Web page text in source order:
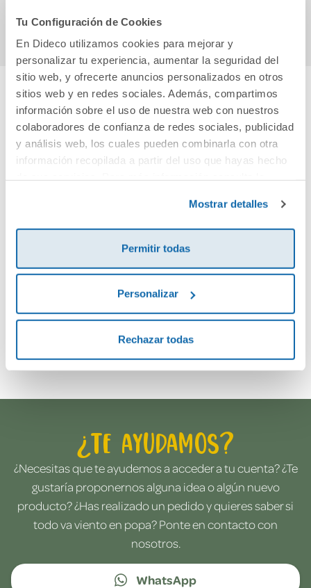
Tu Configuración de Cookies
En Dideco utilizamos cookies para mejorar y
personalizar tu experiencia, aumentar la seguridad del
sitio web, y ofrecerte anuncios personalizados en otros
sitios web y en redes sociales. Además, compartimos
información sobre el uso de nuestra web con nuestros
colaboradores de confianza de redes sociales, publicidad
y análisis web, los cuales pueden combinarla con otra
información recopilada a partir del uso que hayas hecho
Mostrar detalles
Permitir todas
Personalizar
Rechazar todas
Cuéntanos tu opinión
¡Sé el primero en valorar este producto!
Debes iniciar sesión para poder valorarlo
Envía tu opinión
¿Te ayudamos?
¿Necesitas que te ayudemos a acceder a tu cuenta? ¿Te
gustaría proponernos alguna idea o algún nuevo
producto? ¿Has realizado un pedido y quieres saber si
todo va viento en popa? Ponte en contacto con
nosotros.
WhatsApp